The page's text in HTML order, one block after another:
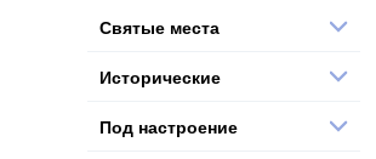
Святые места
Исторические
Под настроение